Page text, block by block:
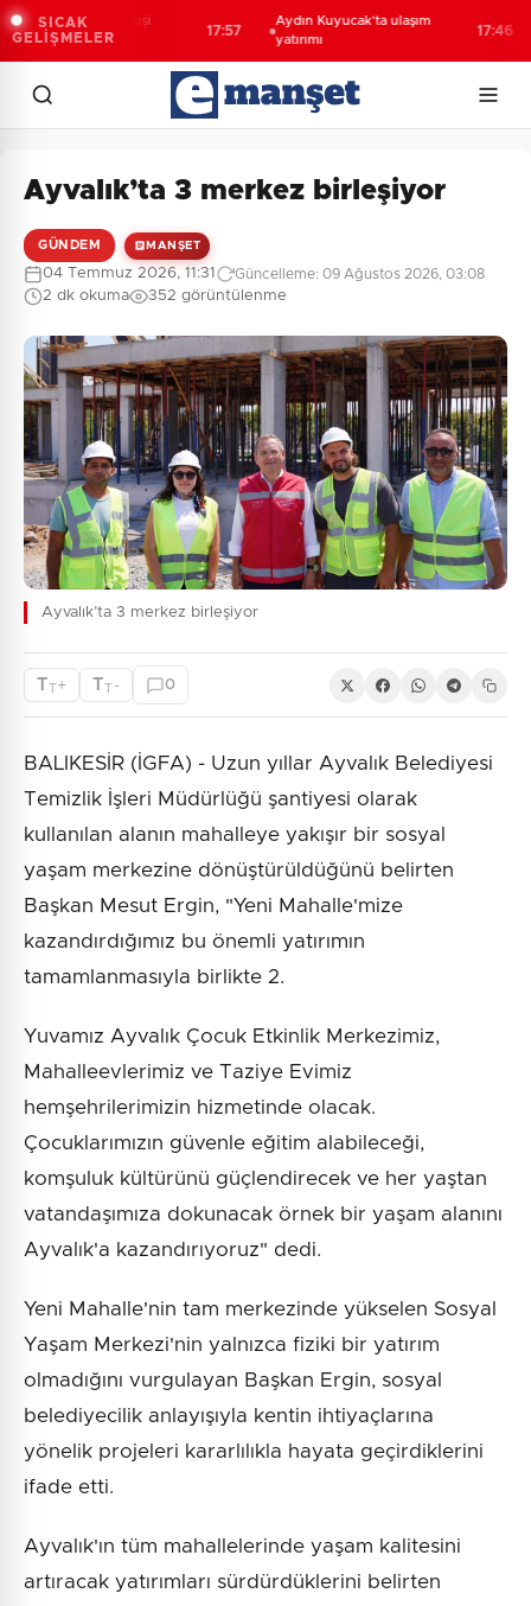
SICAK
GELİŞMELER
aranan 68 kişi
17:57
Aydın Kuyucak’ta ulaşım
yatırımı
17:46
Ayvalık’ta 3 merkez birleşiyor
GÜNDEM MANŞET
04 Temmuz 2026, 11:31 Güncelleme: 09 Ağustos 2026, 03:08
2 dk okuma 352 görüntülenme
Ayvalık’ta 3 merkez birleşiyor
TT+ TT - 0
BALIKESİR (İGFA) - Uzun yıllar Ayvalık Belediyesi
Temizlik İşleri Müdürlüğü şantiyesi olarak
kullanılan alanın mahalleye yakışır bir sosyal
yaşam merkezine dönüştürüldüğünü belirten
Başkan Mesut Ergin, "Yeni Mahalle'mize
kazandırdığımız bu önemli yatırımın
tamamlanmasıyla birlikte 2.
Yuvamız Ayvalık Çocuk Etkinlik Merkezimiz,
Mahalleevlerimiz ve Taziye Evimiz
hemşehrilerimizin hizmetinde olacak.
Çocuklarımızın güvenle eğitim alabileceği,
komşuluk kültürünü güçlendirecek ve her yaştan
vatandaşımıza dokunacak örnek bir yaşam alanını
Ayvalık'a kazandırıyoruz" dedi.
Yeni Mahalle'nin tam merkezinde yükselen Sosyal
Yaşam Merkezi'nin yalnızca fiziki bir yatırım
olmadığını vurgulayan Başkan Ergin, sosyal
belediyecilik anlayışıyla kentin ihtiyaçlarına
yönelik projeleri kararlılıkla hayata geçirdiklerini
ifade etti.
Ayvalık'ın tüm mahallelerinde yaşam kalitesini
artıracak yatırımları sürdürdüklerini belirten